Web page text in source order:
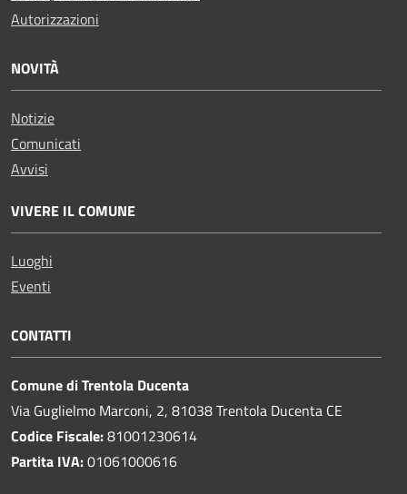
Autorizzazioni
NOVITÀ
Notizie
Comunicati
Avvisi
VIVERE IL COMUNE
Luoghi
Eventi
CONTATTI
Comune di Trentola Ducenta
Via Guglielmo Marconi, 2, 81038 Trentola Ducenta CE
Codice Fiscale:81001230614
Partita IVA:01061000616